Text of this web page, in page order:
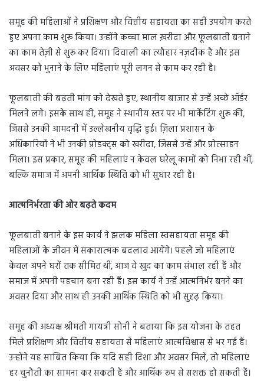
समूह की महिलाओं ने प्रशिक्षण और वित्तीय सहायता का सही उपयोग करते
हुए अपना काम शुरू किया। उन्होंने कच्चा माल ख़रीदा और फूलबाती बनाने
का काम तेज़ी से शुरू कर दिया। दिवाली का त्यौहार नज़दीक है और इस
अवसर को भुनाने के लिए महिलाएं पूरी लगन से काम कर रही है।
फूलबाती की बढ़ती मांग को देखते हुए, स्थानीय बाजार से उन्हें अच्छे ऑर्डर
मिलने लगे। इसके साथ ही, समूह ने स्थानीय स्तर पर भी मार्केटिंग शुरू की,
जिससे उनकी आमदनी में उल्लेखनीय वृद्धि हुई। ज़िला प्रशासन के
अधिकारियों ने भी उनकी प्रोडक्ट्स को खरीदा, जिससे उन्हें और प्रोत्साहन
मिला। इस प्रकार, समूह की महिलाएं न केवल घरेलू कामों को निभा रही थीं,
बल्कि समाज में अपनी आर्थिक स्थिति को भी सुधार रही है।
आत्मनिर्भरता की ओर बढ़ते कदम
फूलबाती बनाने के इस कार्य ने झलक महिला स्वसहायता समूह की
महिलाओं के जीवन में सकारात्मक बदलाव आयेंगे। पहले जो महिलाएं
केवल अपने घरों तक सीमित थीं, आज वे खुद का काम संभाल रही हैं और
समाज में अपनी पहचान बना रही हैं। इस कार्य ने उन्हें आत्मनिर्भर बनने का
अवसर दिया और साथ ही उनकी आर्थिक स्थिति को भी सुदृढ़ किया।
समूह की अध्यक्ष श्रीमती गायत्री सोनी ने बताया कि इस योजना के तहत
मिले प्रशिक्षण और वित्तीय सहायता से महिलाएं आत्मविश्वास से भर गई हैं।
उन्होंने यह साबित किया कि यदि सही दिशा और अवसर मिलें, तो महिलाएं
हर चुनौती का सामना कर सकती हैं और आर्थिक रूप से सशक्त हो सकती हैं।